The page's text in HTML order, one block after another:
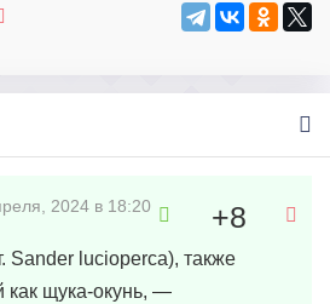
2024 в 18:20
Sander lucioperca), также
как щука-окунь, —
+8